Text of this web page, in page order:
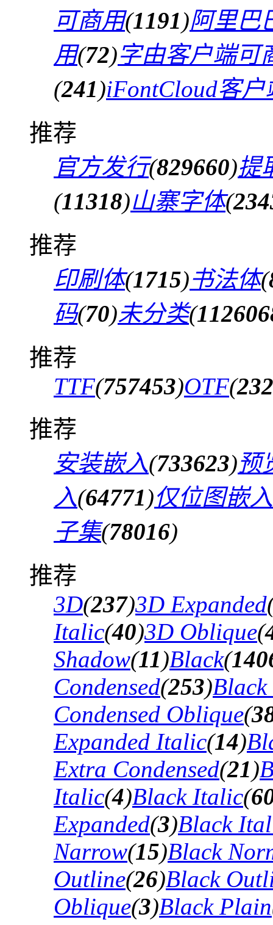
可商用(1191)阿里巴
用(72)字由客户端可
(241)iFontCloud客
推荐
官方发行(829660)提
(11318)山寨字体(
推荐
印刷体(1715)书法体(
码(70)未分类(
推荐
TTF(757453)OTF(
推荐
安装嵌入(733623)预
入(64771)仅位图嵌入
子集(78016)
推荐
3D(237)3D Expanded
Italic(40)3D Oblique(
Shadow(11)Black(
Condensed(253)Black
Condensed Oblique(
Expanded Italic(14)
Extra Condensed(21)
Italic(4)Black Italic(
Expanded(3)Black
Narrow(15)Black
Outline(26)Black
Oblique(3)Black Plain